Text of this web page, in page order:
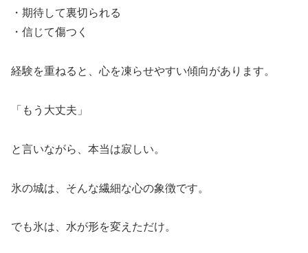
・期待して裏切られる
・信じて傷つく
経験を重ねると、心を凍らせやすい傾向があります。
「もう大丈夫」
と言いながら、本当は寂しい。
氷の城は、そんな繊細な心の象徴です。
でも氷は、水が形を変えただけ。